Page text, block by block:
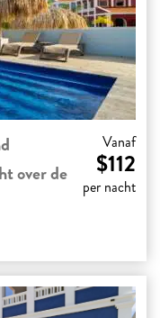
over de
Vanaf
$112
per nacht